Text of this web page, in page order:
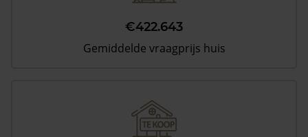
€422.643
Gemiddelde vraagprijs huis